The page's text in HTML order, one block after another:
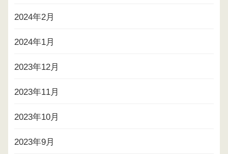
2024年2月
2024年1月
2023年12月
2023年11月
2023年10月
2023年9月